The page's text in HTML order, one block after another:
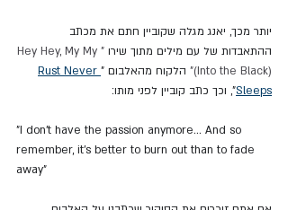
יותר מכך, יאנג מגלה שקוביין חתם את מכתב
ההתאבדות של עם מילים מתוך שירו
"Hey Hey, My My
(Into the Black)"
הלקוח מהאלבום " Rust Never
Sleeps", וכך כתב קוביין לפני מותו:
"I don't have the passion anymore... And so
remember, it's better to burn out than to fade
away”